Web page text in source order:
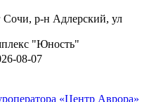
Сочи, р-н Адлерский, ул
"Юность"
08-07